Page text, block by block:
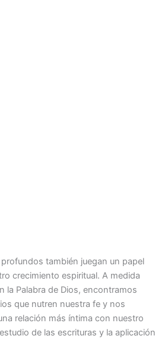
también juegan un papel
crecimiento espiritual. A medida
la Palabra de Dios, encontramos
que nutren nuestra fe y nos
relación más íntima con nuestro
de las escrituras y la aplicación